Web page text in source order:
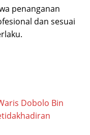
penanganan
dan sesuai
Dobolo Bin